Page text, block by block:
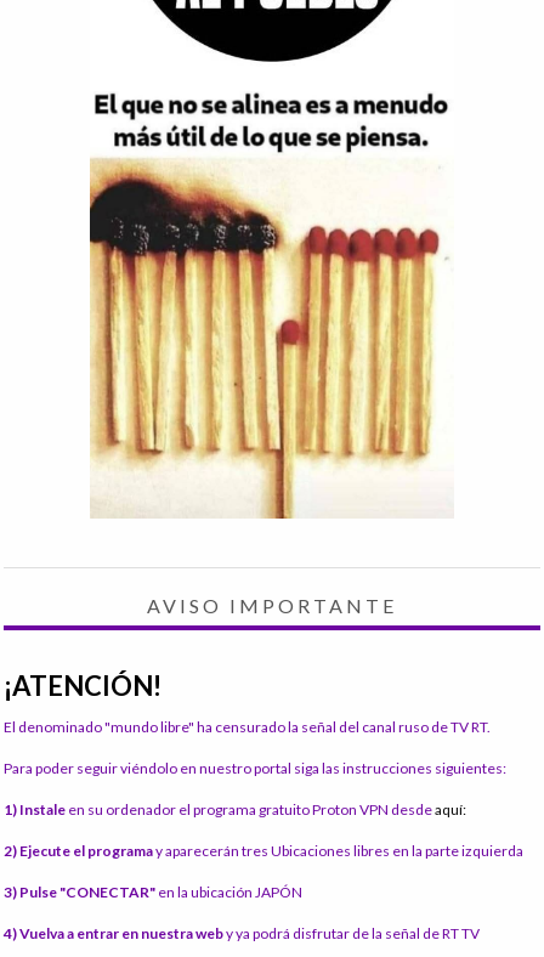
AVISO IMPORTANTE
¡ATENCIÓN!
El denominado "mundo libre" ha censurado la señal del canal ruso de TV RT.
Para poder seguir viéndolo en nuestro portal siga las instrucciones siguientes:
1) Instale en su ordenador el programa gratuito Proton VPN desdeaquí:
2) Ejecute el programay aparecerán tres Ubicaciones libres en la parte izquierda
3) Pulse "CONECTAR" en la ubicación JAPÓN
4) Vuelva a entrar en nuestra weby ya podrá disfrutar de la señal de RT TV